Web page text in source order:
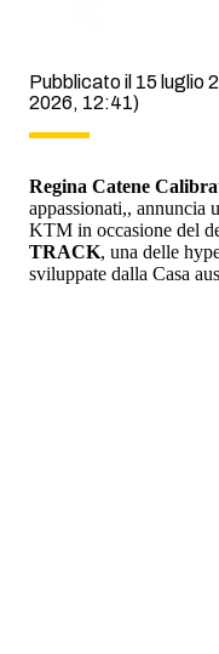
Pubblicato il 15 luglio
2026, 12:41)
Regina Catene
appassionati,, annuncia
KTM in occasione del
TRACK, una delle
sviluppate dalla Casa